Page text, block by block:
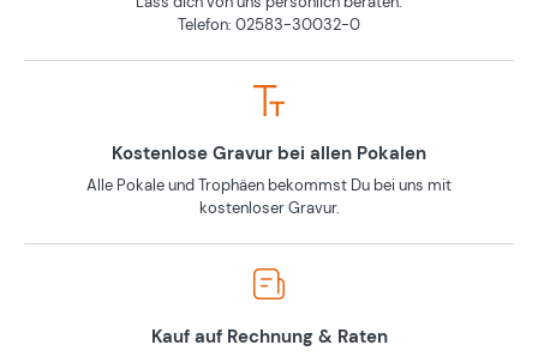
Telefon: 02583-30032-0
Kostenlose Gravur bei allen Pokalen
Alle Pokale und Trophäen bekommst Du bei uns mit
kostenloser Gravur.
Kauf auf Rechnung & Raten